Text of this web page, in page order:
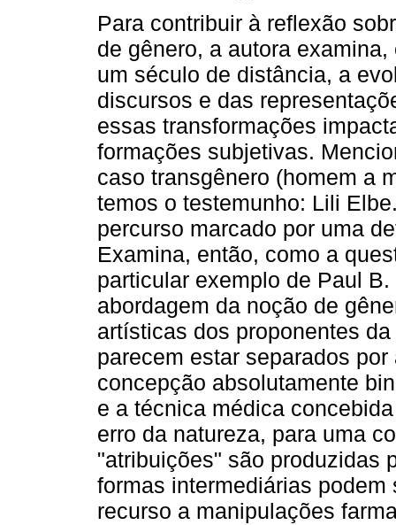
Para contribuir à reflexão
de gênero, a autora
um século de distância, a
discursos e das
essas transformações
formações subjetivas.
caso transgênero (homem a
temos o testemunho: Lili
percurso marcado por uma
Examina, então, como a
particular exemplo de Paul
abordagem da noção de
artísticas dos proponentes
parecem estar separados
concepção absolutamente
e a técnica médica
erro da natureza, para uma
"atribuições" são produzidas
formas intermediárias
recurso a manipulações